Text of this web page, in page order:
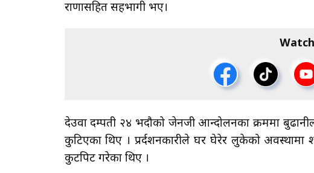
राणासहित सहभागी भए।
देउवा दम्पती २४ भदौको जेनजी आन्दोलनका क्रममा
कुटिएका थिए । प्रर्दशनकारीले घर घेरेर लुकेको अवस्थामा
कुटपिट गरेका थिए ।